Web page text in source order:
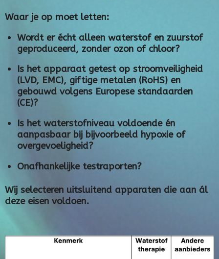
Waar je op moet letten:
Wordt er écht alleen waterstof en zuurstof
geproduceerd, zonder ozon of chloor?
Is het apparaat getest op stroomveiligheid
(LVD, EMC), giftige metalen (RoHS) en
gebouwd volgens Europese standaarden
(CE)?
Is het waterstofniveau voldoende én
aanpasbaar bij bijvoorbeeld hypoxie of
overgevoeligheid?
Onafhankelijke testraporten?
Wij selecteren uitsluitend apparaten die aan ál
deze eisen voldoen.